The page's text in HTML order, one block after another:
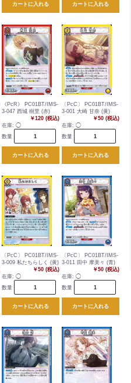
カートに入れる カートに入れる
《PcR》 PC01BT/IMS-
3-047 西城 樹里 (赤)
￥120 (税込)
在庫: ◯
数量
カートに入れる
〔PcC〕 PC01BT/IMS-
3-001 大崎 甘奈 (黄)
￥50 (税込)
在庫: ◯
数量
カートに入れる
〔PcC〕 PC01BT/IMS-
3-009 私たちらしく (黄)
￥50 (税込)
在庫: ◯
数量
カートに入れる
〔PcC〕 PC01BT/IMS-
3-011 田中 摩美々 (青)
￥50 (税込)
在庫: ◯
数量
カートに入れる